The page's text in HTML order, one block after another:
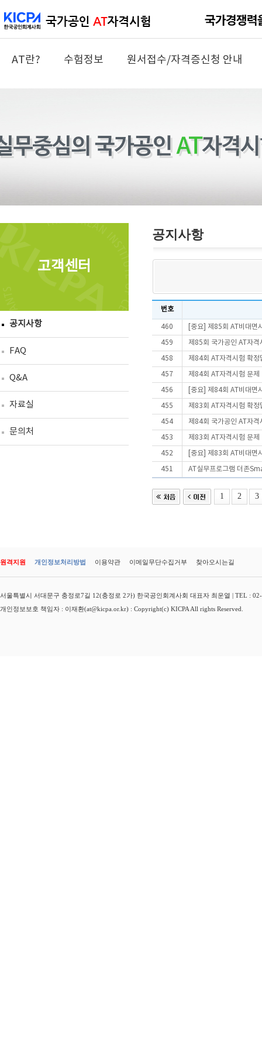
AT란? 수험정보 원서접수/자격증신청 안내
고객센터
공지사항
FAQ
Q&A
자료실
문의처
공지사항
번호
460 [중요] 제85회 AT비대면
459 제85회 국가공인 AT자격
458 제84회 AT자격시험 확정
457 제84회 AT자격시험 문
456 [중요] 제84회 AT비대면
455 제83회 AT자격시험 확정
454 제84회 국가공인 AT자격
453 제83회 AT자격시험 문
452 [중요] 제83회 AT비대면
451 AT실무프로그램 더존
1 2 3
원격지원 개인정보처리방법 이용약관 이메일무단수집거부 찾아오시는길
서울특별시 서대문구 충정로7길 12(충정로 2가) 한국공인회계사회 대표자 최운열 | TEL :
개인정보보호 책임자 : 이재환(at@kicpa.or.kr) : Copyright(c) KICPA All rights Reserved.